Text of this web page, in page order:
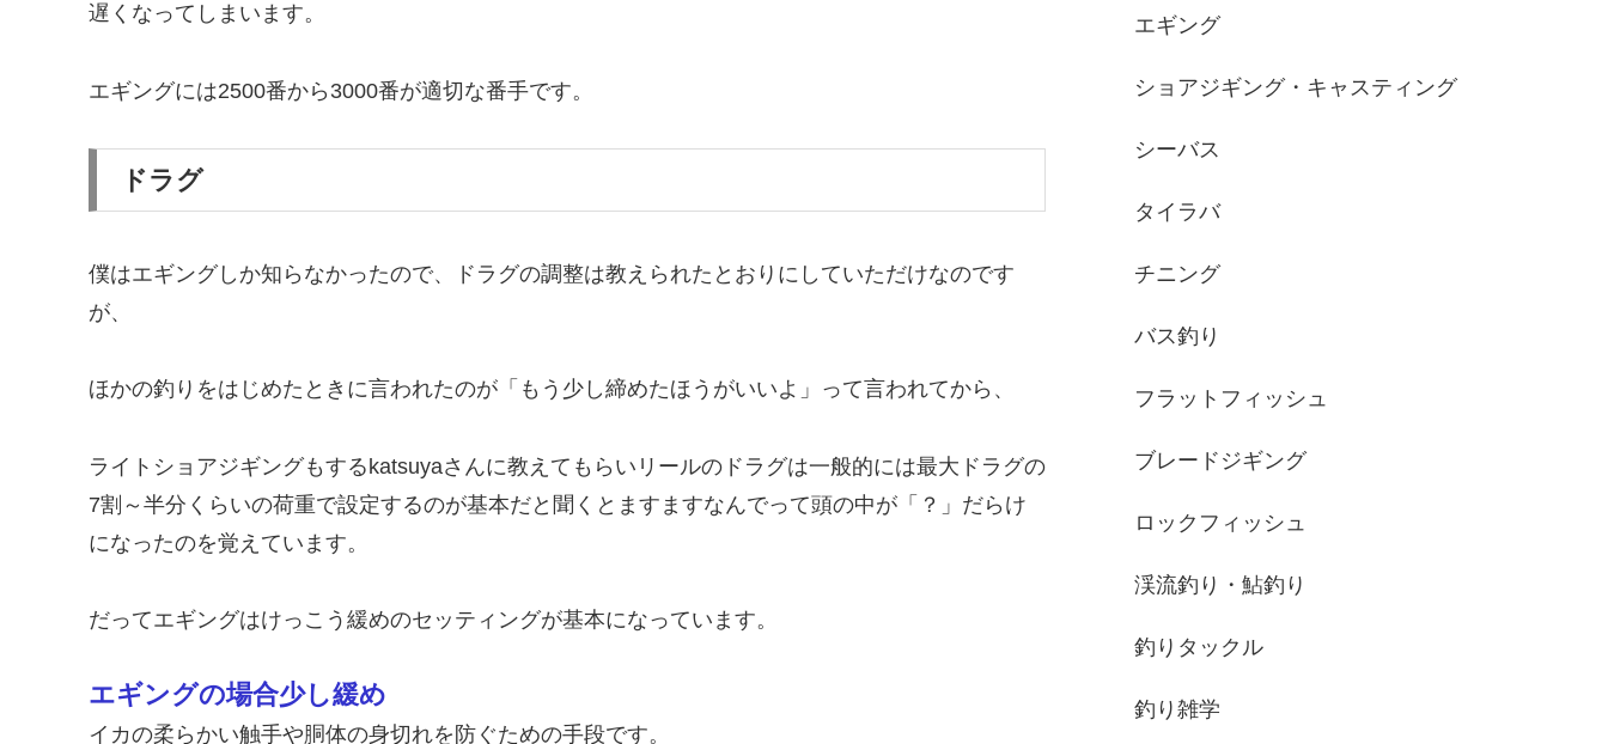
遅くなってしまいます。
エギングには2500番から3000番が適切な番手です。
ドラグ
僕はエギングしか知らなかったので、ドラグの調整は教えられたとおりにしていただけなのです
が、
ほかの釣りをはじめたときに言われたのが「もう少し締めたほうがいいよ」って言われてから、
ライトショアジギングもするkatsuyaさんに教えてもらいリールのドラグは一般的には最大ドラグの
7割～半分くらいの荷重で設定するのが基本だと聞くとますますなんでって頭の中が「？」だらけ
になったのを覚えています。
だってエギングはけっこう緩めのセッティングが基本になっています。
エギングの場合少し緩め
イカの柔らかい触手や胴体の身切れを防ぐための手段です。
エギング
ショアジギング・キャスティング
シーバス
タイラバ
チニング
バス釣り
フラットフィッシュ
ブレードジギング
ロックフィッシュ
渓流釣り・鮎釣り
釣りタックル
釣り雑学